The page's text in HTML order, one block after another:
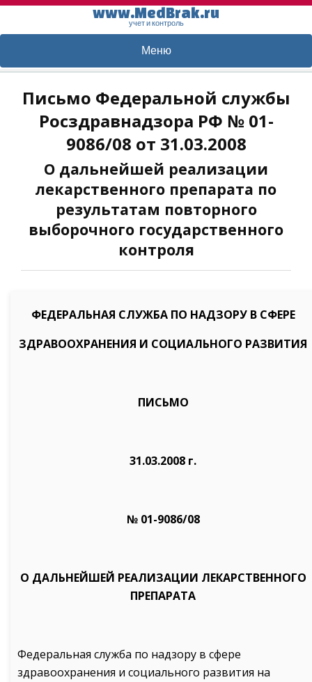
www.MedBrak.ru
учет и контроль
Меню
Письмо Федеральной службы
Росздравнадзора РФ № 01-
9086/08 от 31.03.2008
О дальнейшей реализации
лекарственного препарата по
результатам повторного
выборочного государственного
контроля
ФЕДЕРАЛЬНАЯ СЛУЖБА ПО НАДЗОРУ В СФЕРЕ
ЗДРАВООХРАНЕНИЯ И СОЦИАЛЬНОГО РАЗВИТИЯ
ПИСЬМО
31.03.2008 г.
№ 01-9086/08
О ДАЛЬНЕЙШЕЙ РЕАЛИЗАЦИИ ЛЕКАРСТВЕННОГО
ПРЕПАРАТА
Федеральная служба по надзору в сфере
здравоохранения и социального развития на